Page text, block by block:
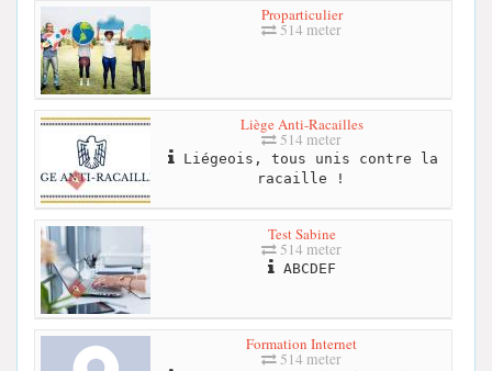
Proparticulier
514 meter
Liège Anti-Racailles
514 meter
Liégeois, tous unis contre la
racaille !
Test Sabine
514 meter
ABCDEF
Formation Internet
514 meter